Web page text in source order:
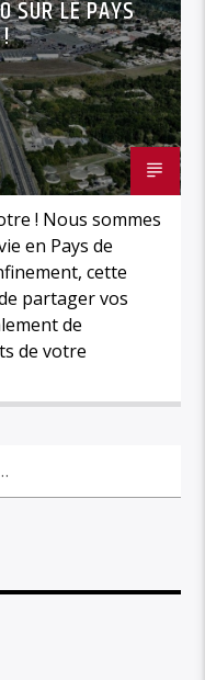
SUR LE PAYS
!
! Nous sommes
en Pays de
cette
partager vos
de
de votre